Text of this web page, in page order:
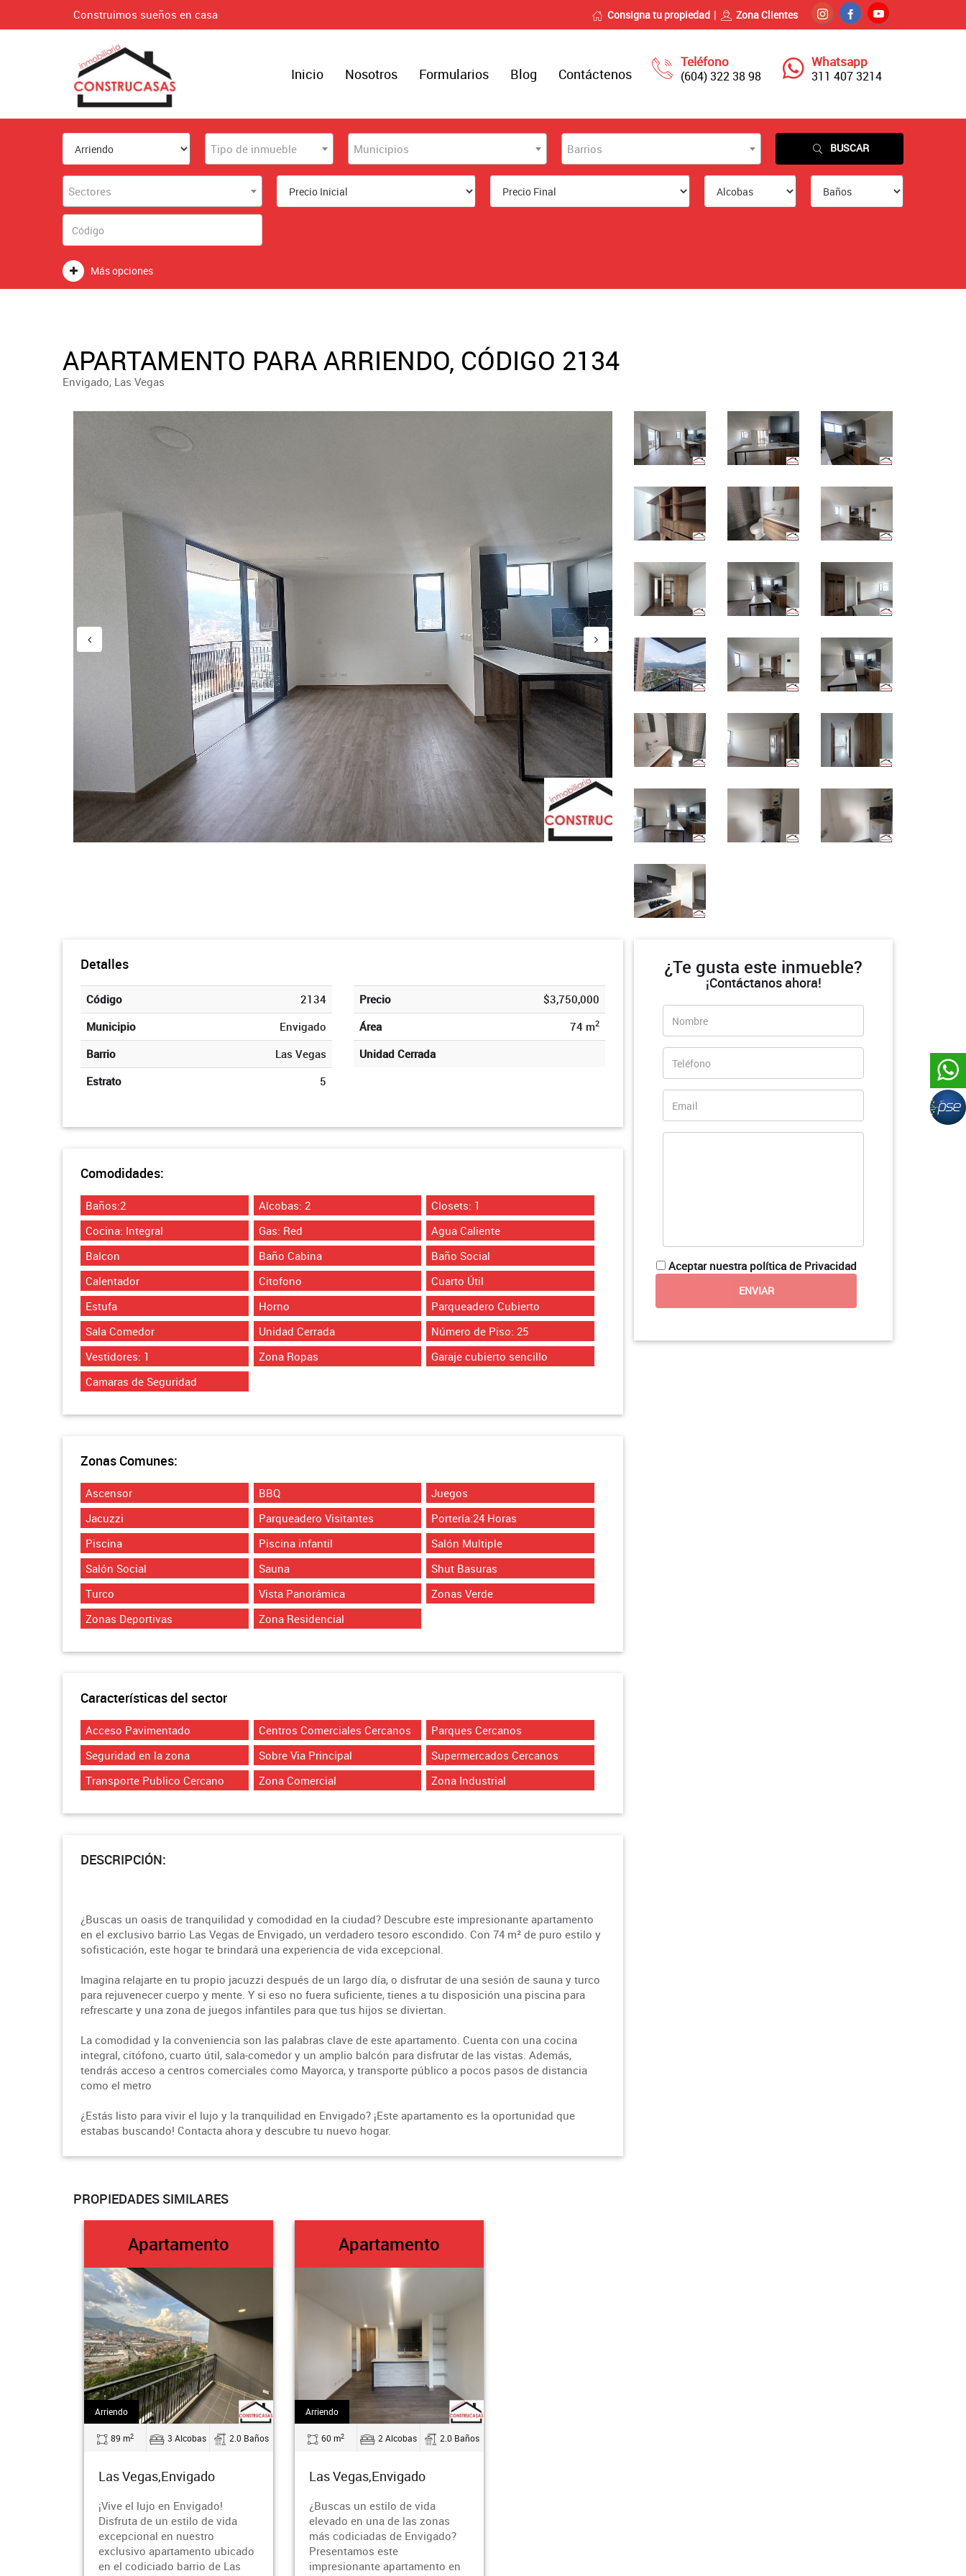
Construimos sueños en casa Consigna tu propiedad Zona Clientes
Teléfono
(604) 322 38 98
Whatsapp
311 407 3214
Inicio Nosotros Formularios Blog Contáctenos
Tipo de inmueble Municipios Barrios BUSCAR
Sectores
Más opciones
APARTAMENTO PARA ARRIENDO, CÓDIGO 2134
Envigado, Las Vegas
Detalles
Código
2134
Municipio
Envigado
Barrio
Las Vegas
Estrato
5
Precio
$3,750,000
Área
74 m2
Unidad Cerrada
Comodidades:
Baños:2 Alcobas: 2
Closets: 1
Cocina: Integral
Gas: Red
Agua Caliente
Balcon
Baño Cabina
Baño Social
Calentador
Citofono
Cuarto Útil
Estufa
Horno
Parqueadero Cubierto
Sala Comedor
Unidad Cerrada
Número de Piso: 25
Vestidores: 1
Zona Ropas
Garaje cubierto sencillo
Camaras de Seguridad
Zonas Comunes:
Ascensor BBQ
Juegos
Jacuzzi
Parqueadero Visitantes
Portería:24 Horas
Piscina
Piscina infantil
Salón Multiple
Salón Social
Sauna
Shut Basuras
Turco
Vista Panorámica
Zonas Verde
Zonas Deportivas
Zona Residencial
Características del sector
Acceso Pavimentado Centros Comerciales Cercanos
Parques Cercanos
Seguridad en la zona
Sobre Via Principal
Supermercados Cercanos
Transporte Publico Cercano
Zona Comercial Zona Industrial
DESCRIPCIÓN:
¿Buscas un oasis de tranquilidad y comodidad en la ciudad? Descubre este impresionante apartamento
en el exclusivo barrio Las Vegas de Envigado, un verdadero tesoro escondido. Con 74 m² de puro estilo y
sofisticación, este hogar te brindará una experiencia de vida excepcional.
Imagina relajarte en tu propio jacuzzi después de un largo día, o disfrutar de una sesión de sauna y turco
para rejuvenecer cuerpo y mente. Y si eso no fuera suficiente, tienes a tu disposición una piscina para
refrescarte y una zona de juegos infantiles para que tus hijos se diviertan.
La comodidad y la conveniencia son las palabras clave de este apartamento. Cuenta con una cocina
integral, citófono, cuarto útil, sala-comedor y un amplio balcón para disfrutar de las vistas. Además,
tendrás acceso a centros comerciales como Mayorca, y transporte público a pocos pasos de distancia
como el metro
¿Estás listo para vivir el lujo y la tranquilidad en Envigado? ¡Este apartamento es la oportunidad que
estabas buscando! Contacta ahora y descubre tu nuevo hogar.
¿Te gusta este inmueble?
¡Contáctanos ahora!
Aceptar nuestra política de Privacidad
PROPIEDADES SIMILARES
Apartamento
Arriendo
89 m2 3 Alcobas 2.0 Baños
Las Vegas,Envigado
¡Vive el lujo en Envigado!
Disfruta de un estilo de vida
excepcional en nuestro
exclusivo apartamento ubicado
en el codiciado barrio de Las
Apartamento
Arriendo
60 m2 2 Alcobas 2.0 Baños
Las Vegas,Envigado
¿Buscas un estilo de vida
elevado en una de las zonas
más codiciadas de Envigado?
Presentamos este
impresionante apartamento en